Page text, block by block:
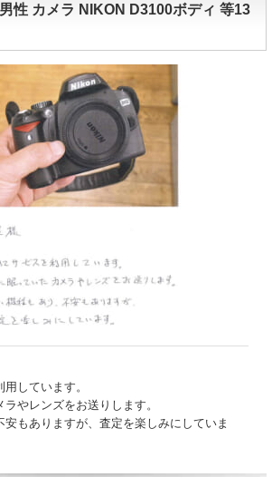
性 カメラ NIKON D3100ボディ 等13
しています。
やレンズをお送りします。
安もありますが、査定を楽しみにしていま